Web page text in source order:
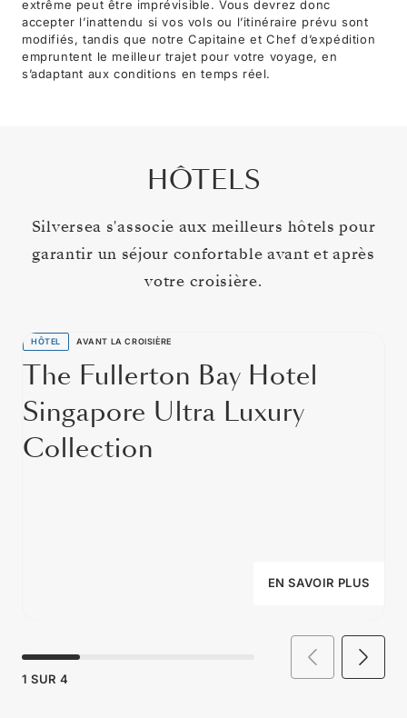
extrême peut être imprévisible. Vous devrez donc
accepter l’inattendu si vos vols ou l’itinéraire prévu sont
modifiés, tandis que notre Capitaine et Chef d’expédition
empruntent le meilleur trajet pour votre voyage, en
s’adaptant aux conditions en temps réel.
HÔTELS
Silversea s'associe aux meilleurs hôtels pour
garantir un séjour confortable avant et après
votre croisière.
HÔTEL AVANT LA CROISIÈRE
The Fullerton Bay Hotel
Singapore Ultra Luxury
Collection
EN SAVOIR PLUS
1 SUR 4